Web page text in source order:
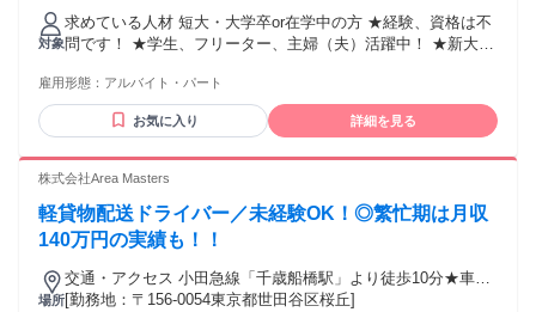
2100円 〜 2500円(90分) ◆1コマ(授業：90分+入替10分＝100
分)／2100円以上＋日次手当／1コマ勤務時205円、2コマ以上
勤務時410円 ◆月の勤務日数に応じて3ヶ月ごとに昇給も可能
です！
対象
求めている人材 短大・大学卒or在学中の方 ★経験、資格は不
問です！ ★学生、フリーター、主婦（夫）活躍中！ ★新大学
学歴が高くないから塾講師は無理だ...と考えている人へ⭐
「学力があること」と「教えることが上手い」は全くの別で
す。 自分に自信がない方でも、少しでも教えることが好きな
募ください。 ⭐歓迎条件⭐ ・未経験者大歓迎 ・将来、教育業
週5日勤務もOK ・子どもが好きな方 ・教育に興味のある方
・人とのコミュニケーションが好きな方 ・一人一人と向き合
パート経験者優遇 ⭐採用予定人数は5名以上⭐ 未経験の方で
も、勤務開始前にしっかりとした研修があるから安心です。
雇用形態： アルバイト・パート
お気に入り 詳細を見る
株式会社Area Masters
軽貸物配送ドライバー／未経験OK！◎繁忙期は月収
140万円の実績も！！
場所
交通・アクセス 小田急線「千歳船橋駅」より徒歩10分★車通
勤OK
[勤務地：〒156-0054東京都世田谷区桜丘]